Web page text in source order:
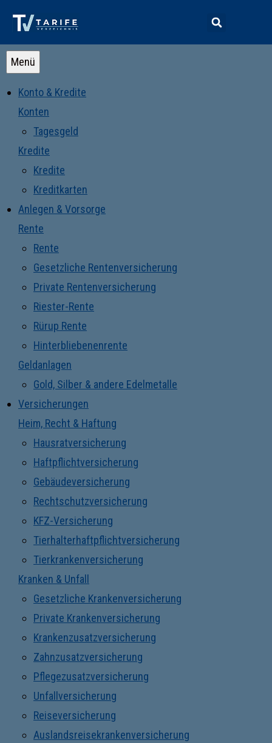
Menü
Konto & Kredite
Konten
Tagesgeld
Kredite
Kredite
Kreditkarten
Anlegen & Vorsorge
Rente
Rente
Gesetzliche Rentenversicherung
Private Rentenversicherung
Riester-Rente
Rürup Rente
Hinterbliebenenrente
Geldanlagen
Gold, Silber & andere Edelmetalle
Versicherungen
Heim, Recht & Haftung
Hausratversicherung
Haftpflichtversicherung
Gebäudeversicherung
Rechtschutzversicherung
KFZ-Versicherung
Tierhalterhaftpflichtversicherung
Tierkrankenversicherung
Kranken & Unfall
Gesetzliche Krankenversicherung
Private Krankenversicherung
Krankenzusatzversicherung
Zahnzusatzversicherung
Pflegezusatzversicherung
Unfallversicherung
Reiseversicherung
Auslandsreisekrankenversicherung